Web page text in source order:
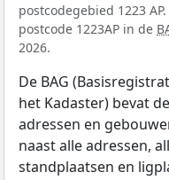
postcodegebied 1223
postcode 1223AP in de
2026.
De BAG
het Kadaster) bevat
adressen en
naast alle adressen,
standplaatsen en